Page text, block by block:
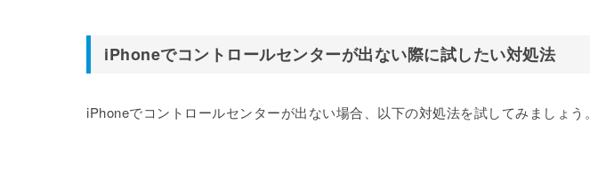
iPhoneでコントロールセンターが出ない際に試したい対処法
iPhoneでコントロールセンターが出ない場合、以下の対処法を試してみましょう。